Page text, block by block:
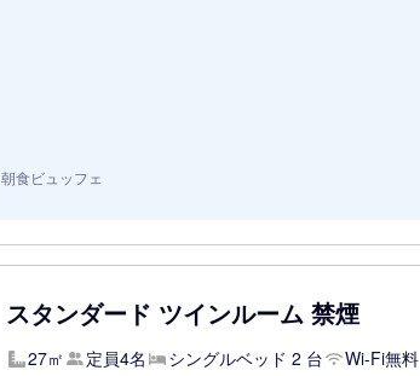
朝食ビュッフェ
スタンダード ツインルーム 禁煙
27㎡ 定員4名 シングルベッド 2 台 Wi-Fi無料